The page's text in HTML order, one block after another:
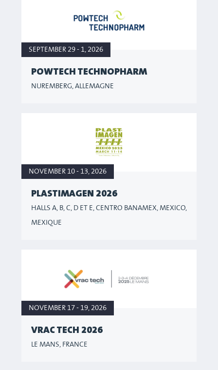
SEPTEMBER 29 - 1, 2026
POWTECH TECHNOPHARM
NUREMBERG, ALLEMAGNE
NOVEMBER 10 - 13, 2026
PLASTIMAGEN 2026
HALLS A, B, C, D ET E, CENTRO BANAMEX, MEXICO,
MEXIQUE
NOVEMBER 17 - 19, 2026
VRAC TECH 2026
LE MANS, FRANCE